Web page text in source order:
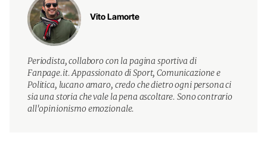
Vito Lamorte
Periodista, collaboro con la pagina sportiva di
Fanpage.it. Appassionato di Sport, Comunicazione e
Politica, lucano amaro, credo che dietro ogni persona ci
sia una storia che vale la pena ascoltare. Sono contrario
all'opinionismo emozionale.